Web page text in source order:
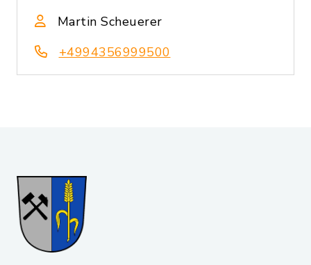
Martin Scheuerer
+4994356999500